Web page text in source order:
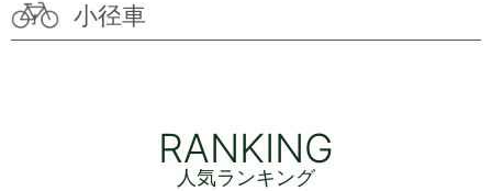
小径車
RANKING
人気ランキング